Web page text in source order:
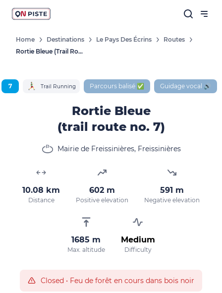
Home Destinations Le Pays Des Écrins
Routes
Rortie Bleue (trail Route No. 7)
7 Trail Running Parcours balisé ✅ Guidage vocal 🔊
Rortie Bleue
(trail route no. 7)
Mairie de Freissinières, Freissinières
10.08 km
Distance
602 m
Positive elevation
591 m
Negative elevation
1685 m
Max. altitude
Medium
Difficulty
Closed • Feu de forêt en cours dans bois noir